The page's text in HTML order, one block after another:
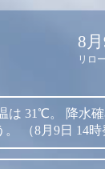
8
リロ
は 31℃。 降水
（8月9日 14時